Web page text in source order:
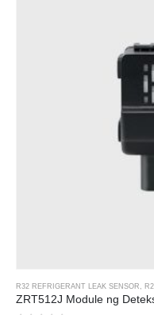
R32 REFRIGERANT LEAK SENSOR ,